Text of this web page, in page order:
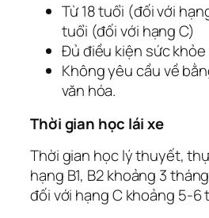
Từ 18 tuổi (đối với
tuổi (đối với hạng C)
Đủ điều kiện sức
Không yêu cầu về
văn hóa.
Thời gian học lái xe
Thời gian học lý thuyết,
hạng B1, B2 khoảng 3
đối với hạng C khoảng 5-6